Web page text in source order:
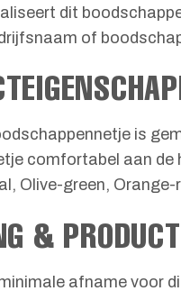
dit
of
is
comfortabel aan de
Olive-green,
&
afname voor